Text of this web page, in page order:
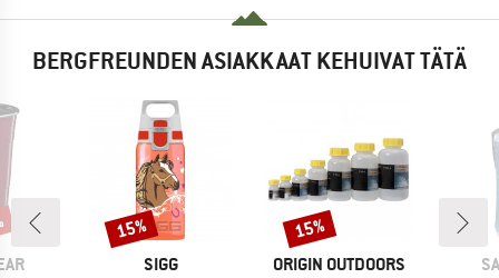
BERGFREUNDEN ASIAKKAAT KEHUIVAT TÄTÄ
MERKKI
SIGG
Alennus
15%
MERKKI
ORIGIN OUTDOORS
Alennus
15%